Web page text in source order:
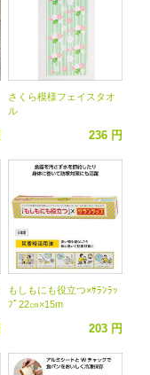
さくら模様フェイスタオ
ル
236 円
もしもにも役立つ×ｻﾗﾝﾗｯ
ﾌﾟ22㎝×15m
203 円